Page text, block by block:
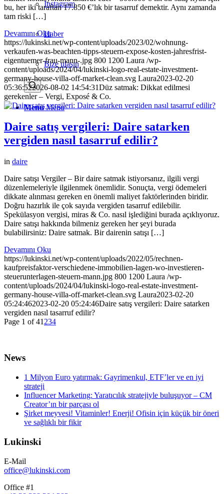
Instagram
Haber
Bize ulaşın
Menu Menu
bu, her iki taraftan 17.850 €’lık bir tasarruf demektir. Aynı zamanda
tam riski […]
Devamını Oku
https://lukinski.net/wp-content/uploads/2023/02/wohnung-
verkaufen-was-beachten-tipps-steuern-expose-kosten-jahresfrist-
eigentuemer-frau-mann-.jpg 800 1200 Laura /wp-
content/uploads/2024/04/lukinski-logo-real-estate-investment-
germany-house-villa-off-market-clean.svg Laura2023-02-20
05:36:522026-08-02 14:54:31Düz satmak: Dikkat edilmesi
gerekenler – Vergi, Exposé & Co.
Daire satış vergileri: Daire satarken
vergiden nasıl tasarruf edilir?
in daire
Daire satışı Vergiler – Bir daire satmak istiyorsanız, ilgili vergi
düzenlemeleriyle ilgilenmek önemlidir. Sonuçta, vergi ödemeleri
dikkate alınması gereken en önemli maliyet faktörlerinden biridir.
Doğru hazırlık ile çok sayıda vergiden tasarruf edilebilir.
Spekülasyon vergisi, miras & Co. nasıl işlediğini burada açıklıyoruz.
Daire satışı hakkında bilmeniz gereken her şeyi burada
bulabilirsiniz: Daire satmak. Bir dairenin satışı […]
Devamını Oku
https://lukinski.net/wp-content/uploads/2022/05/rechnen-
kaufpreisfaktor-verschiedene-immobilien-lagen-wo-investieren-
steuerunterlagen-steuern-mann.jpg 800 1200 Laura /wp-
content/uploads/2024/04/lukinski-logo-real-estate-investment-
germany-house-villa-off-market-clean.svg Laura2023-02-20
05:24:462023-02-20 05:24:46Daire satış vergileri: Daire satarken
vergiden nasıl tasarruf edilir?
Page 1 of 41 234
News
1 Milyon Euro yatırmak: Gayrimenkul, ETF’ler ve en iyi
strateji
Influencer Marketing: Yaratıcılık stratejiyle buluşuyor – CM
Creator’ın bir parçası ol
Şirket meyvesi! Vitaminler! Enerji! Ofisin için küçük bir öneri
ve sağlıklı bir fikir
Lukinski
E-Mail
office@lukinski.com
Office #1